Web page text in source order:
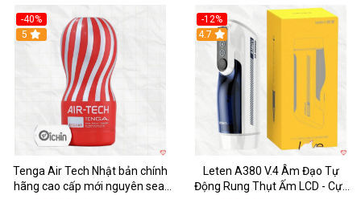
-40%
Hot
5
Tenga Air Tech Nhật bản chính
hãng cao cấp mới nguyên seal
-12%
Hot
4.7
Leten A380 V.4 Âm Đạo Tự
Động Rung Thụt Ấm LCD - Cực